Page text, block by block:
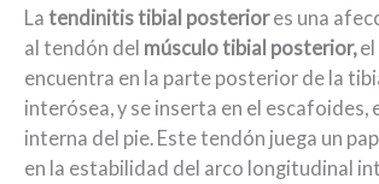
La tendinitis tibial posteriores una
al tendón del músculo tibial posterior,el
encuentra en la parte posterior de la
interósea, y se inserta en el escafoides,
interna del pie. Este tendón juega un
en la estabilidad del arco longitudinal